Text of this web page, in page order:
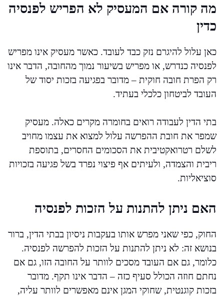
מה קורה אם המעסיק לא הפריש לפנסיה
כדין
כאן עלול להיגרם נזק כבד לעובד. כאשר מעסיק אינו מפריש
לפנסיה כנדרש, או מפריש בשיעור נמוך מהחובה, הדבר אינו
רק הפרת חובה חוקית – מדובר בפגיעה בזכות יסוד של
העובד לביטחון כלכלי בעתיד.
בתי הדין לעבודה רואים בחומרה מקרים כאלה. מעסיק
שמפר את חובת ההפרשה עלול למצוא את עצמו מחויב
לשלם רטרואקטיבית את הסכומים החסרים, בתוספת
ריבית והצמדה, ולעיתים אף פיצוי נפרד בשל פגיעה בזכויות
סוציאליות.
האם ניתן להתנות על הזכות לפנסיה
החוק, כפי שאני מפרש אותו בעקבות ניסיון בבתי הדין, ברור
בנושא זה: לא ניתן להתנות על הזכות להפרשה לפנסיה.
כלומר, גם אם העובד מסכים לוותר על החובה הזו, גם אם
נחתם חוזה הכולל סעיף כזה – הדבר אינו תקף. מדובר
בזכות קוגנטית, שחוקי המגן אינם מאפשרים לוותר עליה,